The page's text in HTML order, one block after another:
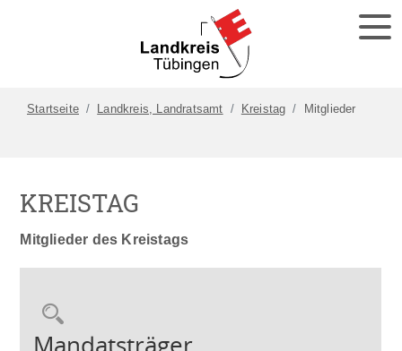
Startseite Landkreis, Landratsamt Kreistag Mitglieder
KREISTAG
Mitglieder des Kreistags